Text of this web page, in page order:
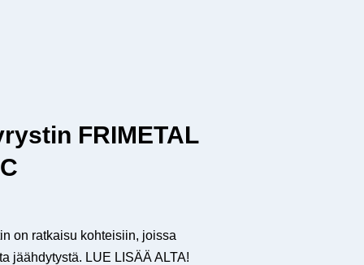
FRIMETAL
on ratkaisu kohteisiin, joissa
jäähdytystä. LUE LISÄÄ ALTA!